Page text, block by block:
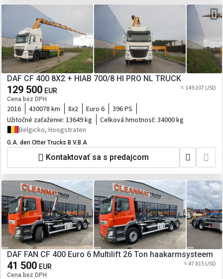
DAF CF 400 8X2 + HIAB 700/8 HI PRO NL TRUCK
129 500 EUR
Cena bez DPH
≈ 149 207 USD
2016 430078 km 8x2 Euro 6
396 PS
Užitočné zaťaženie: 13649 kg Celková hmotnosť: 34000 kg
Belgicko, Hoogstraten
G.A. den Otter Trucks B.V.B.A
Kontaktovať sa s predajcom
DAF FAN CF 400 Euro 6 Multilift 26 Ton haakarmsysteem
41 500 EUR
Cena bez DPH
≈ 47 815 USD